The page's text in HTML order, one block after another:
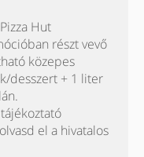
Hut
részt vevő
közepes
desszert + 1 liter
el a hivatalos